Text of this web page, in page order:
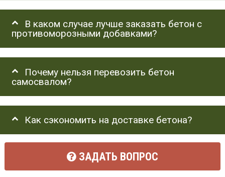
В каком случае лучше заказать бетон с
противоморозными добавками?
Почему нельзя перевозить бетон
самосвалом?
Как сэкономить на доставке бетона?
ЗАДАТЬ ВОПРОС